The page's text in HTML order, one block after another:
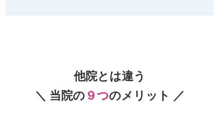
他院とは違う
＼ 当院の ９つのメリット ／